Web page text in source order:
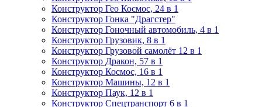
Конструктор Гео Космос, 24 в 1
Конструктор Гонка "Драгстер"
Конструктор Гоночный автомобиль, 4 в 1
Конструктор Грузовик, 8 в 1
Конструктор Грузовой самолёт 12 в 1
Конструктор Дракон, 57 в 1
Конструктор Космос, 16 в 1
Конструктор Машины, 12 в 1
Конструктор Паук, 12 в 1
Конструктор Спецтранспорт 6 в 1